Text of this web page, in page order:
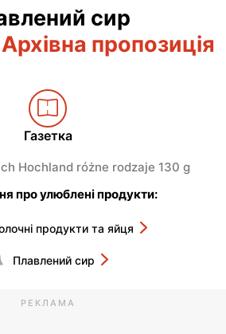
сир
Архівна пропозиція
Газетка
Hochland różne rodzaje 130 g
про улюблені продукти:
продукти та яйця
Плавлений сир
РЕКЛАМА